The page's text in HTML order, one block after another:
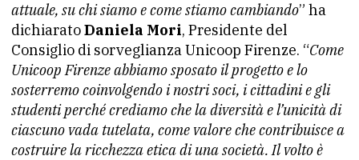
attuale, su chi siamo e come stiamo cambiando” ha
dichiaratoDaniela Mori, Presidente del
Consiglio di sorveglianza Unicoop Firenze. “Come
Unicoop Firenze abbiamo sposato il progetto e lo
sosterremo coinvolgendo i nostri soci, i cittadini e gli
studenti perché crediamo che la diversità e l’unicità di
ciascuno vada tutelata, come valore che contribuisce a
costruire la ricchezza etica di una società. Il volto è